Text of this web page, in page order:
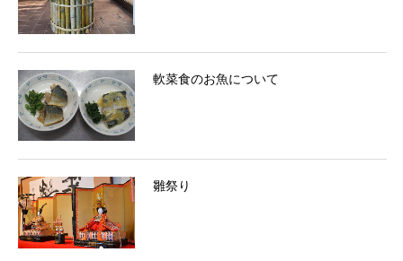
軟菜食のお魚について
雛祭り